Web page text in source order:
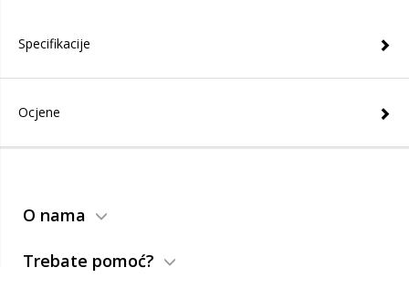
Specifikacije
Ocjene
O nama
Trebate pomoć?